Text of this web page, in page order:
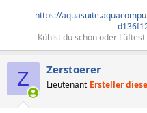
https://
Kühlst du schon oder Lüftest
Z Zerstoerer
Lieutenant Ersteller